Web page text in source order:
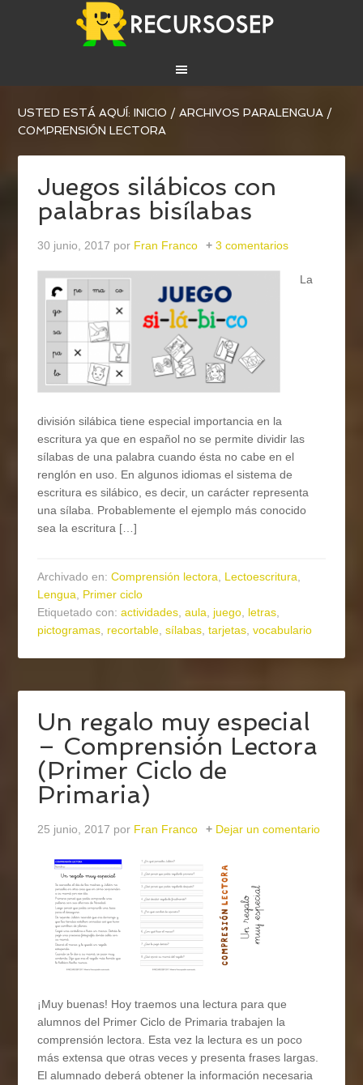
USTED ESTÁ AQUÍ:INICIO / ARCHIVOS PARALENGUA /
COMPRENSIÓN LECTORA
Juegos silábicos con
palabras bisílabas
30 junio, 2017 por Fran Franco 3 comentarios
La
división silábica tiene especial importancia en la
escritura ya que en español no se permite dividir las
sílabas de una palabra cuando ésta no cabe en el
renglón en uso. En algunos idiomas el sistema de
escritura es silábico, es decir, un carácter representa
una sílaba. Probablemente el ejemplo más conocido
sea la escritura […]
Archivado en:Comprensión lectora Lectoescritura
Lengua
Primer ciclo
Etiquetado con:actividades ,aula juego letras
pictogramas recortable ,sílabas ,tarjetas ,vocabulario
Un regalo muy especial
– Comprensión Lectora
(Primer Ciclo de
Primaria)
25 junio, 2017 por Fran Franco Dejar un comentario
¡Muy buenas! Hoy traemos una lectura para que
alumnos del Primer Ciclo de Primaria trabajen la
comprensión lectora. Esta vez la lectura es un poco
más extensa que otras veces y presenta frases largas.
El alumnado deberá obtener la información necesaria